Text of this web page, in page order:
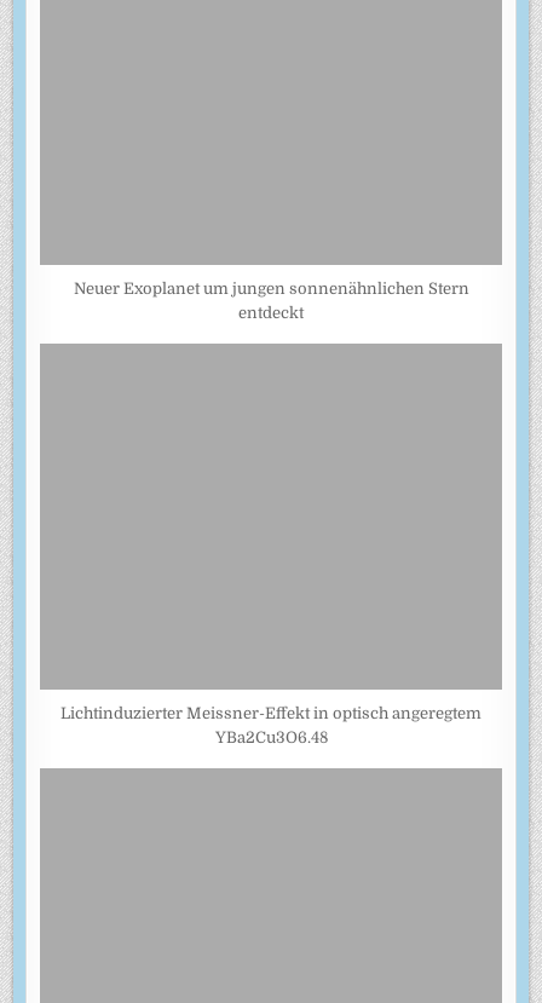
Neuer Exoplanet um jungen sonnenähnlichen Stern
entdeckt
Lichtinduzierter Meissner-Effekt in optisch angeregtem
YBa2Cu3O6.48